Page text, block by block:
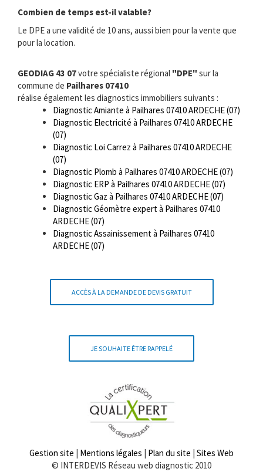
Combien de temps est-il valable?
Le DPE a une validité de 10 ans, aussi bien pour la vente que
pour la location.
GEODIAG 43 07votre spécialiste régional "DPE" sur la
commune de Pailhares 07410
réalise également les diagnostics immobiliers suivants :
Diagnostic Amiante à Pailhares 07410 ARDECHE (07)
Diagnostic Electricité à Pailhares 07410 ARDECHE
(07)
Diagnostic Loi Carrez à Pailhares 07410 ARDECHE
(07)
Diagnostic Plomb à Pailhares 07410 ARDECHE (07)
Diagnostic ERP à Pailhares 07410 ARDECHE (07)
Diagnostic Gaz à Pailhares 07410 ARDECHE (07)
Diagnostic Géomètre expert à Pailhares 07410
ARDECHE (07)
Diagnostic Assainissement à Pailhares 07410
ARDECHE (07)
ACCÈS À LA DEMANDE DE DEVIS GRATUIT
JE SOUHAITE ÊTRE RAPPELÉ
Gestion site | Mentions légales | Plan du site | Sites Web
© INTERDEVIS Réseau web diagnostic 2010